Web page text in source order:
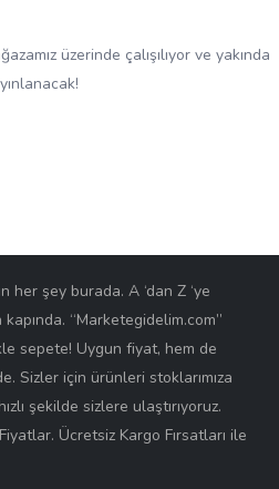
üzerinde çalışılıyor ve yakında
her şey burada. A ‘dan Z ‘ye
“Marketegidelim.com”
sepete! Uygun fiyat, hem de
Sizler için ürünleri stoklarımıza
şekilde sizlere ulaştırıyoruz.
Ücretsiz Kargo Fırsatları ile